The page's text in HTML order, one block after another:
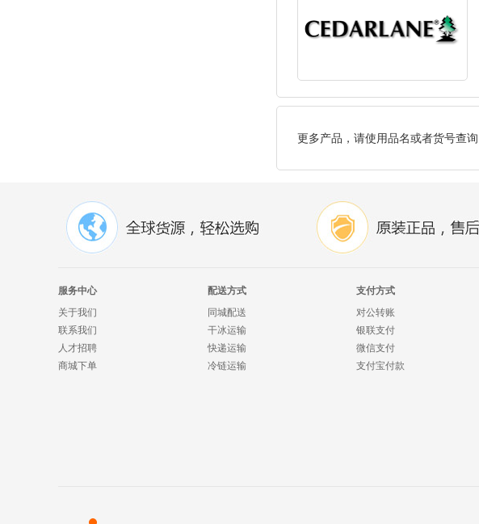
更多产品，请使用品名或者货号查询
服务中心
关于我们
联系我们
人才招聘
商城下单
配送方式
同城配送
干冰运输
快递运输
冷链运输
支付方式
对公转账
银联支付
微信支付
支付宝付款